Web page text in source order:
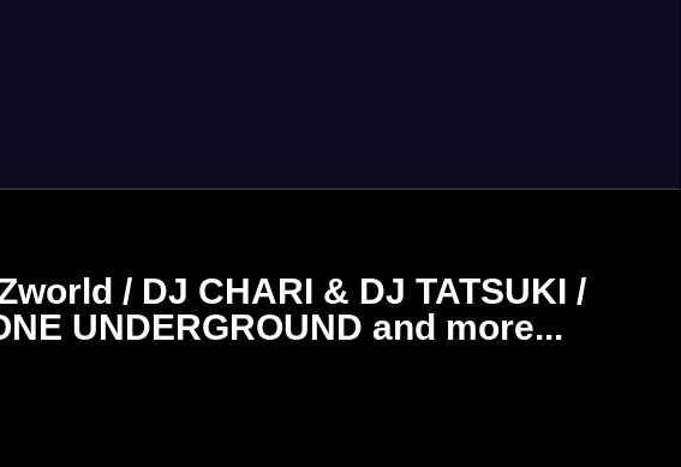
/ DJ CHARI & DJ TATSUKI /
UNDERGROUND and more...